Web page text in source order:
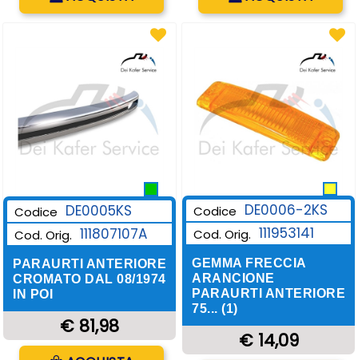
Codice DE0005KS
Cod. Orig. 111807107A
PARAURTI ANTERIORE
CROMATO DAL 08/1974
IN POI
€ 81,98
Codice DE0006-2KS
Cod. Orig. 111953141
GEMMA FRECCIA
ARANCIONE
PARAURTI ANTERIORE
75... (1)
€ 14,09